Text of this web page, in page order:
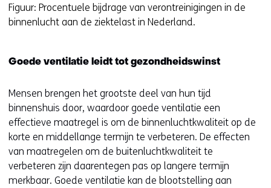
Figuur: Procentuele bijdrage van verontreinigingen in de
binnenlucht aan de ziektelast in Nederland.
Goede ventilatie leidt tot gezondheidswinst
Mensen brengen het grootste deel van hun tijd
binnenshuis door, waardoor goede ventilatie een
effectieve maatregel is om de binnenluchtkwaliteit op de
korte en middellange termijn te verbeteren. De effecten
van maatregelen om de buitenluchtkwaliteit te
verbeteren zijn daarentegen pas op langere termijn
merkbaar. Goede ventilatie kan de blootstelling aan